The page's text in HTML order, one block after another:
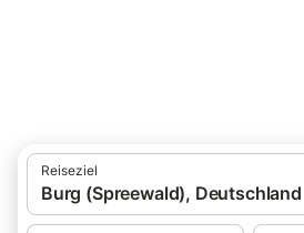
Reiseziel
Burg (Spreewald), Deutschland